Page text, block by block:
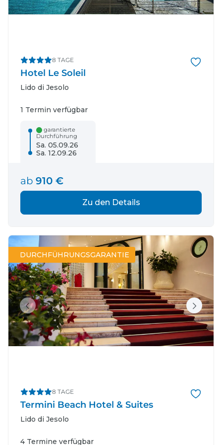
8 TAGE
Hotel Le Soleil
Lido di Jesolo
garantierte
Durchführung
Sa. 05.09.26
Sa. 12.09.26
1 Termin verfügbar
ab 910 €
Zu den Details
DURCHFÜHRUNGSGARANTIE
8 TAGE
Termini Beach Hotel & Suites
Lido di Jesolo
4 Termine verfügbar